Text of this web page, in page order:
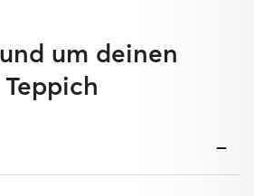
um deinen
Teppich